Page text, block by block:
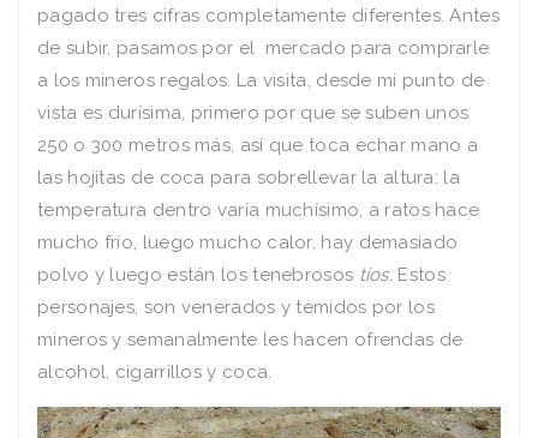
pagado tres cifras completamente diferentes. Antes
de subir, pasamos por el mercado para comprarle
a los mineros regalos. La visita, desde mi punto de
vista es durísima, primero por que se suben unos
250 o 300 metros más, así que toca echar mano a
las hojitas de coca para sobrellevar la altura: la
temperatura dentro varía muchísimo, a ratos hace
mucho frío, luego mucho calor, hay demasiado
polvo y luego están los tenebrosos tíos. Estos
personajes, son venerados y temidos por los
mineros y semanalmente les hacen ofrendas de
alcohol, cigarrillos y coca.